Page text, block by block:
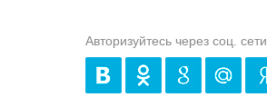
Авторизуйтесь через соц. сети